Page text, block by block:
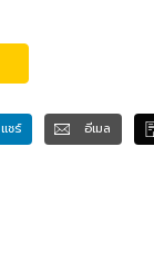
แชร์ อีเมล